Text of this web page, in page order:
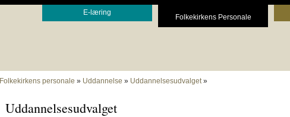
E-læring
Folkekirkens Personale
Folkekirkens personale » Uddannelse » Uddannelsesudvalget»
Uddannelsesudvalget